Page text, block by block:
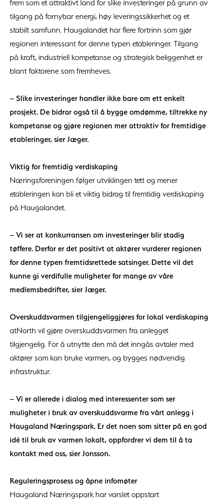
frem som et attraktivt land for slike investeringer på grunn av
tilgang på fornybar energi, høy leveringssikkerhet og et
stabilt samfunn. Haugalandet har flere fortrinn som gjør
regionen interessant for denne typen etableringer. Tilgang
på kraft, industriell kompetanse og strategisk beliggenhet er
blant faktorene som fremheves.
– Slike investeringer handler ikke bare om ett enkelt
prosjekt. De bidrar også til å bygge omdømme, tiltrekke ny
kompetanse og gjøre regionen mer attraktiv for fremtidige
etableringer, sier Jæger.
Viktig for fremtidig verdiskaping
Næringsforeningen følger utviklingen tett og mener
etableringen kan bli et viktig bidrag til fremtidig verdiskaping
på Haugalandet.
– Vi ser at konkurransen om investeringer blir stadig
tøffere. Derfor er det positivt at aktører vurderer regionen
for denne typen fremtidsrettede satsinger. Dette vil det
kunne gi verdifulle muligheter for mange av våre
medlemsbedrifter, sier Jæger.
Overskuddsvarmen tilgjengeliggjøres for lokal verdiskaping
atNorth vil gjøre overskuddsvarmen fra anlegget
tilgjengelig. For å utnytte den må det inngås avtaler med
aktører som kan bruke varmen, og bygges nødvendig
infrastruktur.
– Vi er allerede i dialog med interessenter som ser
muligheter i bruk av overskuddsvarme fra vårt anlegg i
Haugaland Næringspark. Er det noen som sitter på en god
idé til bruk av varmen lokalt, oppfordrer vi dem til å ta
kontakt med oss, sier Jonsson.
Reguleringsprosess og åpne infomøter
Haugaland Næringspark har varslet oppstart